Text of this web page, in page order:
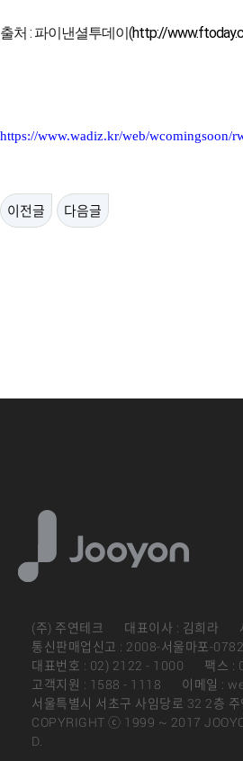
출처 : 파이낸셜투데이(http://
https://www.wadiz.kr/web/wcomingsoon/
이전글 다음글
(주) 주연테크 대표이사 : 김희라
통신판매업신고 : 2008-서울마포-0782
대표번호 : 02) 2122 - 1000
팩스 :
고객지원 : 1588 - 1118
이메일 :
서울특별시 서초구 사임당로 32 2층 주
COPYRIGHT ⓒ 1999 ~ 2017
D.